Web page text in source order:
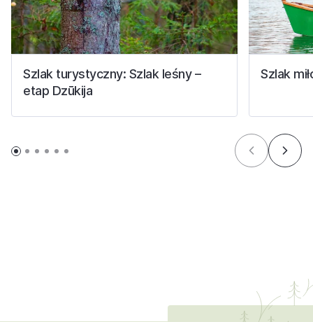
Szlak turystyczny: Szlak leśny –
etap Dzūkija
Szlak